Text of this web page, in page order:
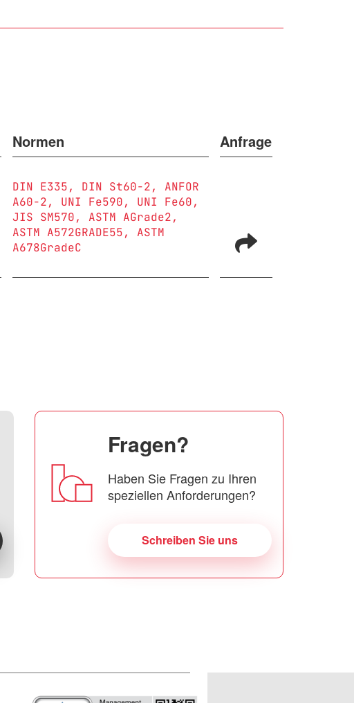
Normen Anfrage
DIN E335 DIN St60-2
ANFOR
A60-2
UNI Fe590
UNI Fe60
JIS SM570
ASTM AGrade2
ASTM A572GRADE55
ASTM
A678GradeC
Fragen?
Haben Sie Fragen zu Ihren
speziellen Anforderungen?
Schreiben Sie uns